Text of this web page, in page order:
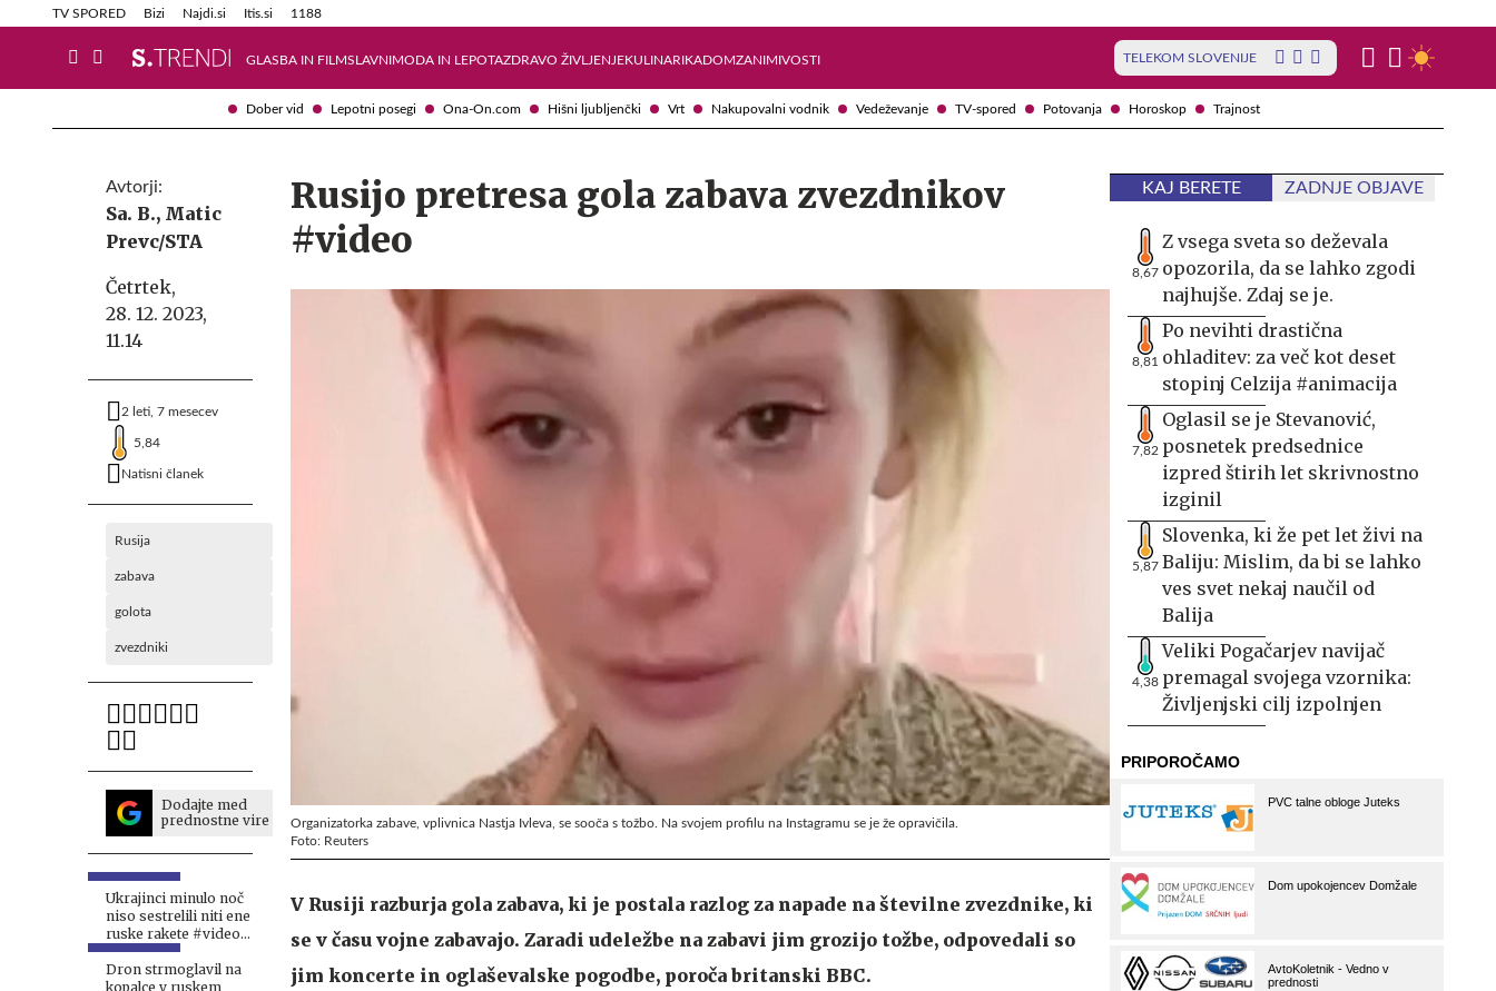
Dober vid Lepotni posegi Ona-On.com Hišni ljubljenčki Vrt Nakupovalni vodnik Vedeževanje TV-spored Potovanja Horoskop Trajnost
TV SPORED Bizi Najdi.si Itis.si 1188
GLASBA IN FILMSLAVNIMODA IN LEPOTAZDRAVO ŽIVLJENJEKULINARIKADOMZANIMIVOSTI TELEKOM SLOVENIJE
Info in obvestila Tehnik
Avtorji:
Sa. B., Matic
Prevc/STA
Četrtek,
28. 12. 2023,
11.14
2 leti, 7 mesecev
5,84
Natisni članek
Rusija
zabava
golota
zvezdniki
Dodajte med
prednostne vire
Ukrajinci minulo noč
niso sestrelili niti ene
ruske rakete #video
#vŽivo
Dron strmoglavil na
kopalce v ruskem
Rusijo pretresa gola zabava zvezdnikov
#video
Organizatorka zabave, vplivnica Nastja Ivleva, se sooča s tožbo. Na svojem profilu na Instagramu se je že opravičila.
Foto: Reuters
V Rusiji razburja gola zabava, ki je postala razlog za napade na številne zvezdnike, ki
se v času vojne zabavajo. Zaradi udeležbe na zabavi jim grozijo tožbe, odpovedali so
jim koncerte in oglaševalske pogodbe, poroča britanski BBC.
KAJ BERETE ZADNJE OBJAVE
8,67
Z vsega sveta so deževala
opozorila, da se lahko zgodi
najhujše. Zdaj se je.
8,81
Po nevihti drastična
ohladitev: za več kot deset
stopinj Celzija #animacija
7,82
Oglasil se je Stevanović,
posnetek predsednice
izpred štirih let skrivnostno
izginil
5,87
Slovenka, ki že pet let živi na
Baliju: Mislim, da bi se lahko
ves svet nekaj naučil od
Balija
4,38
Veliki Pogačarjev navijač
premagal svojega vzornika:
Življenjski cilj izpolnjen